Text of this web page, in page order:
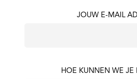
JOUW E-MAIL
HOE KUNNEN WE JE